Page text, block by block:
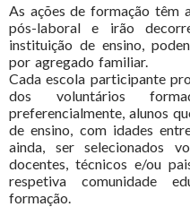
As ações de formação têm
pós-laboral e irão
instituição de ensino,
por agregado familiar.
Cada escola participante
dos voluntários
preferencialmente, alunos
de ensino, com idades
ainda, ser selecionados
docentes, técnicos e/ou
respetiva comunidade
formação.